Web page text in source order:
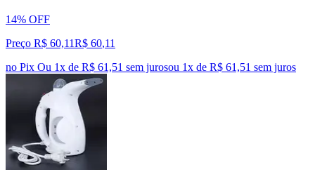
14% OFF
Preço R$ 60,11R$ 60,11
no Pix Ou 1x de R$ 61,51 sem jurosou 1x de R$ 61,51 sem juros